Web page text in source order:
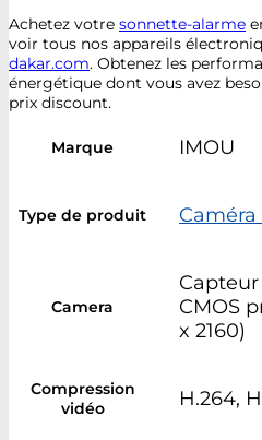
Achetez votre sonnette-alarme
voir tous nos appareils
dakar.com. Obtenez les
énergétique dont vous avez
prix discount.
Marque IMOU
Type de produit
Camera
Capteur
CMOS
x 2160)
Compression
vidéo
H.264,